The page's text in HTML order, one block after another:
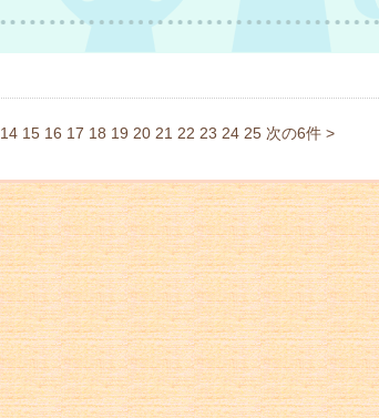
14 15 16 17 18 19 20 21 22 23 24 25 次の6件 >